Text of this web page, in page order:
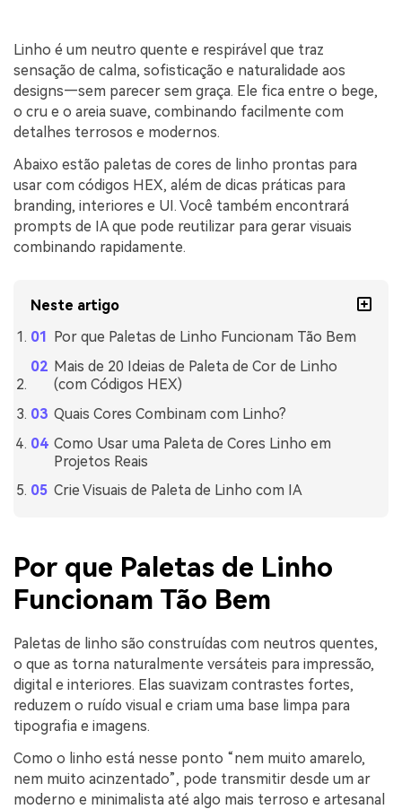
Linho é um neutro quente e respirável que traz
sensação de calma, sofisticação e naturalidade aos
designs—sem parecer sem graça. Ele fica entre o bege,
o cru e o areia suave, combinando facilmente com
detalhes terrosos e modernos.
Abaixo estão paletas de cores de linho prontas para
usar com códigos HEX, além de dicas práticas para
branding, interiores e UI. Você também encontrará
prompts de IA que pode reutilizar para gerar visuais
combinando rapidamente.
Neste artigo
Por que Paletas de Linho Funcionam Tão Bem
Mais de 20 Ideias de Paleta de Cor de Linho
(com Códigos HEX)
Quais Cores Combinam com Linho?
Como Usar uma Paleta de Cores Linho em
Projetos Reais
Crie Visuais de Paleta de Linho com IA
Por que Paletas de Linho
Funcionam Tão Bem
Paletas de linho são construídas com neutros quentes,
o que as torna naturalmente versáteis para impressão,
digital e interiores. Elas suavizam contrastes fortes,
reduzem o ruído visual e criam uma base limpa para
tipografia e imagens.
Como o linho está nesse ponto “nem muito amarelo,
nem muito acinzentado”, pode transmitir desde um ar
moderno e minimalista até algo mais terroso e artesanal